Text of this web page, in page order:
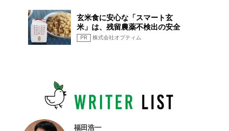
玄米食に安心な「スマート玄
米」は、残留農薬不検出の安全
なお米です
PR 株式会社オプティム
福田浩一